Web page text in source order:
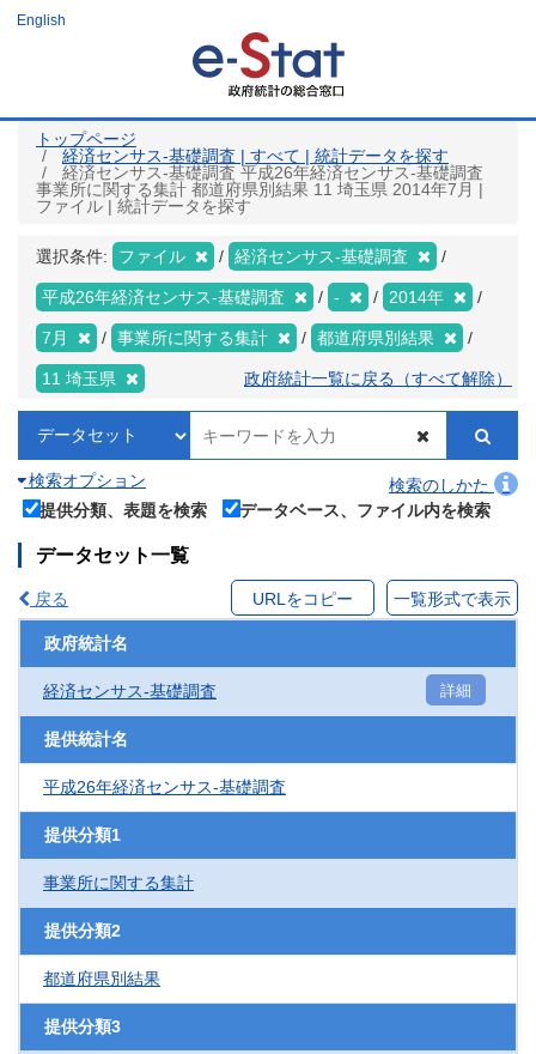
ツ
English
トップページ
経済センサス‐基礎調査 | すべて | 統計データを探す
経済センサス‐基礎調査 平成26年経済センサス‐基礎調査
事業所に関する集計 都道府県別結果 11 埼玉県 2014年7月 |
ファイル | 統計データを探す
選択条件: ファイル 経済センサス‐基礎調査
平成26年経済センサス‐基礎調査 - 2014年
7月 事業所に関する集計 都道府県別結果
11 埼玉県 政府統計一覧に戻る（すべて解除）
検索オプション
検索のしかた
提供分類、表題を検索
データベース、ファイル内を検索
データセット一覧
戻る URLをコピー 一覧形式で表示
政府統計名
経済センサス‐基礎調査 詳細
提供統計名
平成26年経済センサス‐基礎調査
提供分類1
事業所に関する集計
提供分類2
都道府県別結果
提供分類3